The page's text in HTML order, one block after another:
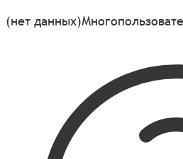
(нет данных)